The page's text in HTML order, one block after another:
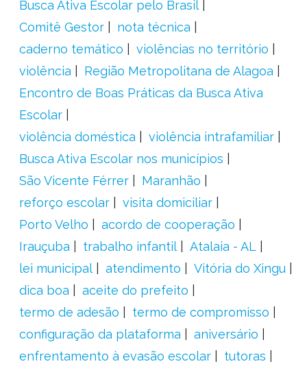
Busca Ativa Escolar pelo Brasil
Comitê Gestor
nota técnica
caderno temático
violências no território
violência
Região Metropolitana de Alagoa
Encontro de Boas Práticas da Busca Ativa
Escolar
violência doméstica
violência intrafamiliar
Busca Ativa Escolar nos municípios
São Vicente Férrer
Maranhão
reforço escolar
visita domiciliar
Porto Velho
acordo de cooperação
Irauçuba
trabalho infantil
Atalaia - AL
lei municipal
atendimento
Vitória do Xingu
dica boa
aceite do prefeito
termo de adesão
termo de compromisso
configuração da plataforma
aniversário
enfrentamento à evasão escolar
tutoras